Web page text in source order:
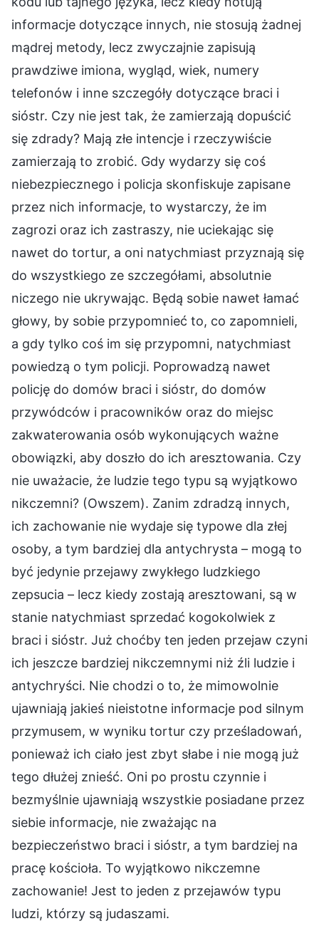
informacje dotyczące innych, nie stosują żadnej
mądrej metody, lecz zwyczajnie zapisują
prawdziwe imiona, wygląd, wiek, numery
telefonów i inne szczegóły dotyczące braci i
sióstr. Czy nie jest tak, że zamierzają dopuścić
się zdrady? Mają złe intencje i rzeczywiście
zamierzają to zrobić. Gdy wydarzy się coś
niebezpiecznego i policja skonfiskuje zapisane
przez nich informacje, to wystarczy, że im
zagrozi oraz ich zastraszy, nie uciekając się
nawet do tortur, a oni natychmiast przyznają się
do wszystkiego ze szczegółami, absolutnie
niczego nie ukrywając. Będą sobie nawet łamać
głowy, by sobie przypomnieć to, co zapomnieli,
a gdy tylko coś im się przypomni, natychmiast
powiedzą o tym policji. Poprowadzą nawet
policję do domów braci i sióstr, do domów
przywódców i pracowników oraz do miejsc
zakwaterowania osób wykonujących ważne
obowiązki, aby doszło do ich aresztowania. Czy
nie uważacie, że ludzie tego typu są wyjątkowo
nikczemni? (Owszem). Zanim zdradzą innych,
ich zachowanie nie wydaje się typowe dla złej
osoby, a tym bardziej dla antychrysta – mogą to
być jedynie przejawy zwykłego ludzkiego
zepsucia – lecz kiedy zostają aresztowani, są w
stanie natychmiast sprzedać kogokolwiek z
braci i sióstr. Już choćby ten jeden przejaw czyni
ich jeszcze bardziej nikczemnymi niż źli ludzie i
antychryści. Nie chodzi o to, że mimowolnie
ujawniają jakieś nieistotne informacje pod silnym
przymusem, w wyniku tortur czy prześladowań,
ponieważ ich ciało jest zbyt słabe i nie mogą już
tego dłużej znieść. Oni po prostu czynnie i
bezmyślnie ujawniają wszystkie posiadane przez
siebie informacje, nie zważając na
bezpieczeństwo braci i sióstr, a tym bardziej na
pracę kościoła. To wyjątkowo nikczemne
zachowanie! Jest to jeden z przejawów typu
ludzi, którzy są judaszami.